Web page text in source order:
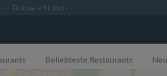
Beitrag schreiben
Beliebteste Restaurants